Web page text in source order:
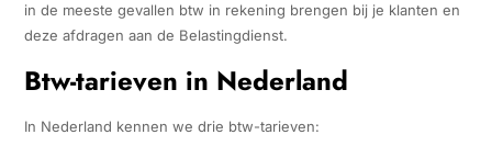
in de meeste gevallen btw in rekening brengen bij je klanten en
deze afdragen aan de Belastingdienst.
Btw-tarieven in Nederland
In Nederland kennen we drie btw-tarieven: